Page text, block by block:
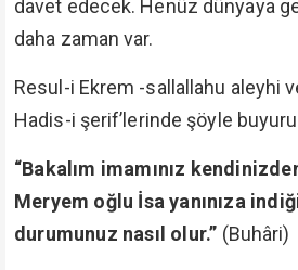
davet edecek. Henüz dünyaya
daha zaman var.
Resul-i Ekrem -sallallahu aleyhi
Hadis-i şerif’lerinde şöyle
“Bakalım imamınız
Meryem oğlu İsa yanınıza
durumunuz nasıl olur.” (Buhâri)